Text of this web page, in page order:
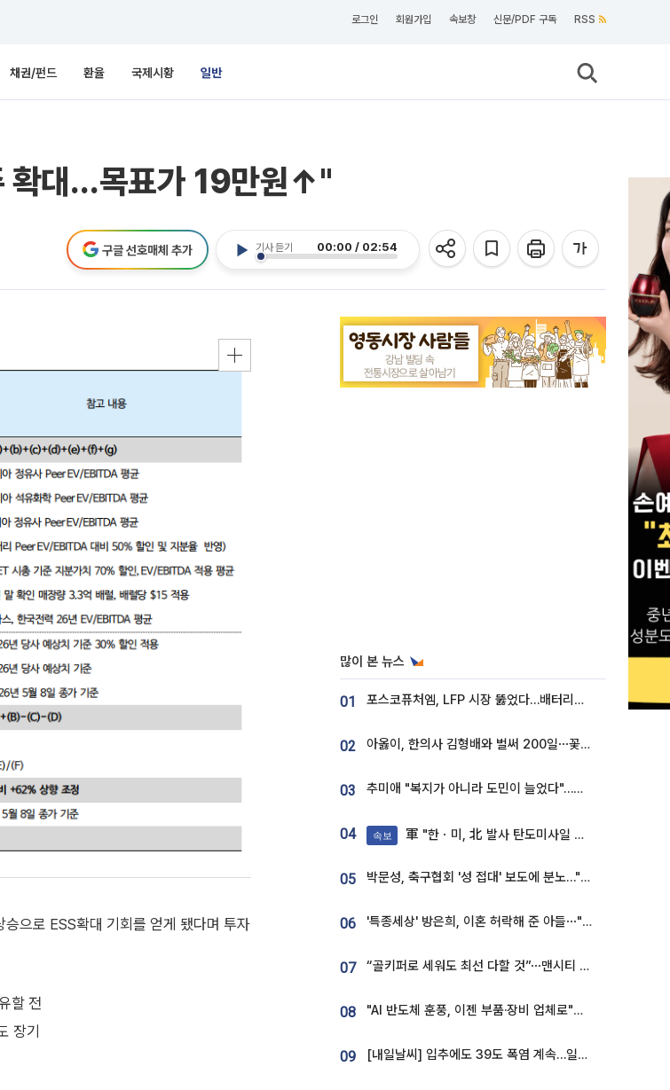
로그인 회원가입 속보창 신문/PDF 구독 RSS
채권/펀드 환율 국제시황 일반
확대…목표가 19만원↑"
기사 듣기 00:00 / 02:54
구글 선호매체 추가
으로 ESS확대 기회를 얻게 됐다며 투자
할 전
장기
많이 본 뉴스
01 포스코퓨처엠, LFP 시장 뚫었다…배터리사와 대규모 장기 공급 합의
02 아옳이, 한의사 김형배와 벌써 200일⋯꽃다발 들고 "프러포즈 아냐"
03 추미애 "복지가 아니라 도민이 늘었다"…재정난 책임론 정면돌파
04 속보 軍 "한ㆍ미, 北 발사 탄도미사일 제원 정밀분석 중"
05 박문성, 축구협회 '성 접대' 보도에 분노…"다 말아먹으려고 작정했나"
06 '특종세상' 방은희, 이혼 허락해 준 아들⋯"너무 잘 커줬다" 오열
07 “골키퍼로 세워도 최선 다할 것”⋯맨시티 누네스, 주전 경쟁 각오 [인터뷰]
08 "AI 반도체 훈풍, 이젠 부품·장비 업체로"⋯증권가 HBM 수혜주 조명
09 [내일날씨] 입추에도 39도 폭염 계속…일부 지역 소나기